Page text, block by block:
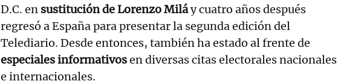
D.C. en sustitución de Lorenzo Miláy cuatro años después
regresó a España para presentar la segunda edición del
Telediario. Desde entonces, también ha estado al frente de
especiales informativosen diversas citas electorales nacionales
e internacionales.